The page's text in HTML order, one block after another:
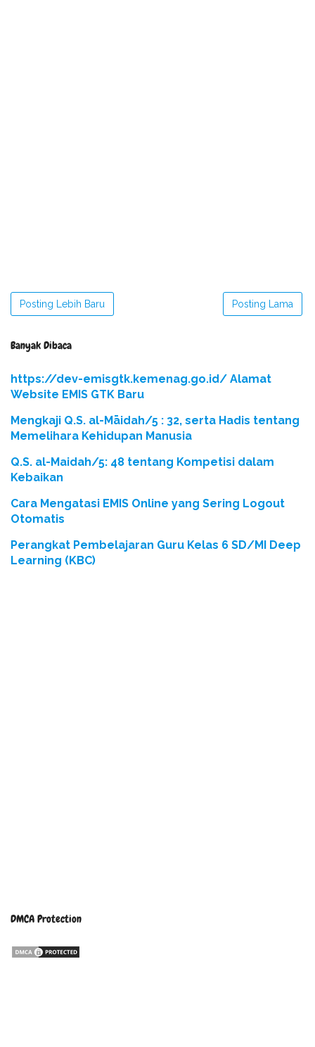
Posting Lebih Baru Posting Lama
Banyak Dibaca
https://dev-emisgtk.kemenag.go.id/ Alamat
Website EMIS GTK Baru
Mengkaji Q.S. al-Māidah/5 : 32, serta Hadis tentang
Memelihara Kehidupan Manusia
Q.S. al-Maidah/5: 48 tentang Kompetisi dalam
Kebaikan
Cara Mengatasi EMIS Online yang Sering Logout
Otomatis
Perangkat Pembelajaran Guru Kelas 6 SD/MI Deep
Learning (KBC)
DMCA Protection